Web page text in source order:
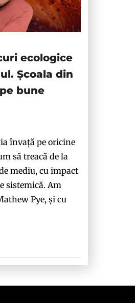
ecologice
Școala din
bune
învață pe oricine
să treacă de la
mediu, cu impact
sistemică. Am
Pye, și cu